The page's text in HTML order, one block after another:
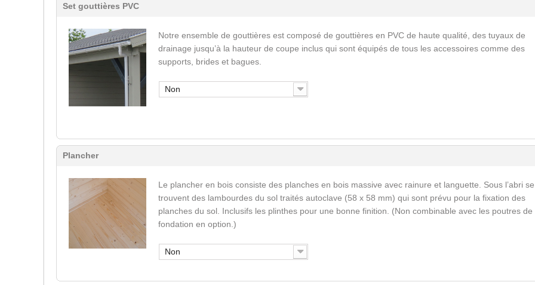
Set gouttières PVC
Notre ensemble de gouttières est composé de gouttières en PVC de haute qualité, des tuyaux de
drainage jusqu’à la hauteur de coupe inclus qui sont équipés de tous les accessoires comme des
supports, brides et bagues.
Non
Plancher
Le plancher en bois consiste des planches en bois massive avec rainure et languette. Sous l’abri se
trouvent des lambourdes du sol traités autoclave (58 x 58 mm) qui sont prévu pour la fixation des
planches du sol. Inclusifs les plinthes pour une bonne finition. (Non combinable avec les poutres de
fondation en option.)
Non